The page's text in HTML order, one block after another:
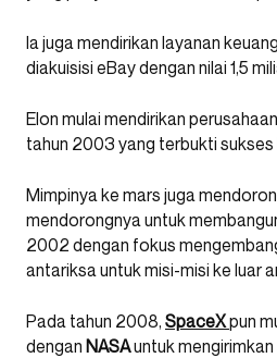
Ia juga mendirikan layanan
diakuisisi eBay dengan nilai 1,5
Elon mulai mendirikan
tahun 2003 yang terbukti sukses
Mimpinya ke mars juga
mendorongnya untuk
2002 dengan fokus
antariksa untuk misi-misi ke luar
Pada tahun 2008, SpaceXpun
dengan NASAuntuk